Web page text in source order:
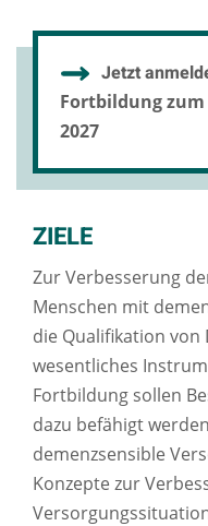
Jetzt
Fortbildung
2027
ZIELE
Zur Verbesserung
Menschen mit
die Qualifikation
wesentliches
Fortbildung sollen
dazu befähigt
demenzsensible
Konzepte zur